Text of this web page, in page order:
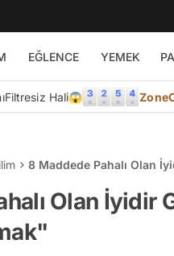
EĞLENCE YEMEK
Filtresiz Hali😱
8 Maddede Pahalı Olan
Olan İyidir